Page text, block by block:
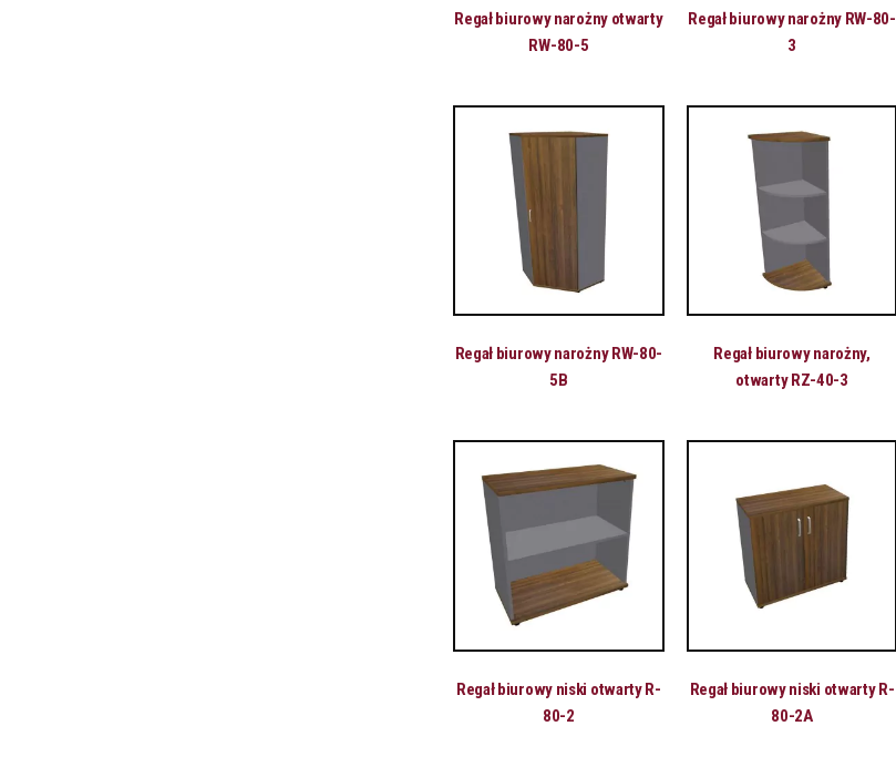
Regał biurowy narożny otwarty
RW-80-5
Regał biurowy narożny RW-80-
3
Regał biurowy narożny RW-80-
5B
Regał biurowy narożny,
otwarty RZ-40-3
Regał biurowy niski otwarty R-
80-2
Regał biurowy niski otwarty R-
80-2A